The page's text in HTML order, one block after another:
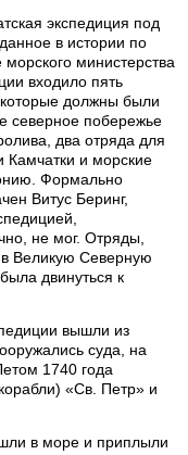
экспедиция под
в истории по
министерства
входило пять
которые должны были
северное побережье
два отряда для
Камчатки и морские
Формально
Витус Беринг,
не мог. Отряды,
Великую Северную
двинуться к
вышли из
суда, на
1740 года
«Св. Петр» и
в море и приплыли